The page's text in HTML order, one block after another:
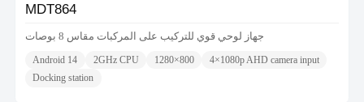
MDT864
جهاز لوحي قوي للتركيب على المركبات مقاس 8 بوصات
Android 14 2GHz CPU 1280×800
4×1080p AHD camera input
Docking station